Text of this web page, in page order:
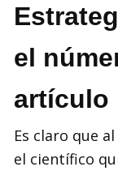
el
artículo
Es claro que
el científico